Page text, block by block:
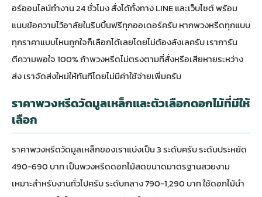
อร์ออนไลน์ทำงาน 24 ชั่วโมง สั่งได้ทั้งทาง LINE และเว็บไซต์ พร้อม
แนบข้อความไว้อาลัยในริบบิ้นฟรีทุกออเดอร์ครับ หากพวงหรีดทุกแบบ
ทุกราคาแบบไหนถูกใจก็เลือกได้เลยโดยไม่ต้องลังเลครับ เราการัน
ตีความพอใจ 100% ถ้าพวงหรีดไม่ตรงตามที่สั่งหรือเสียหายระหว่าง
ส่ง เราจัดส่งใหม่ให้ทันทีโดยไม่มีค่าใช้จ่ายเพิ่มครับ
ราคาพวงหรีดวัดมูลเหล็กและตัวเลือกดอกไม้ที่มีให้
เลือก
ราคาพวงหรีดวัดมูลเหล็กของเราแบ่งเป็น 3 ระดับครับ ระดับประหยัด
490-690 บาท เป็นพวงหรีดดอกไม้สดขนาดมาตรฐานสวยงาม
เหมาะสำหรับงานทั่วไปครับ ระดับกลาง 790-1,290 บาท ใช้ดอกไม้นำ